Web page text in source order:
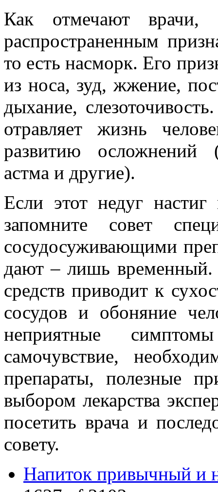
Как отмечают
распространенным
то есть насморк. Его
из носа, зуд, жжение,
дыхание,
отравляет жизнь
развитию осложнений
астма и другие).
Если этот недуг
запомните совет
сосудосуживающими
дают – лишь временный.
средств приводит к
сосудов и обоняние
неприятные
самочувствие,
препараты, полезные
выбором лекарства
посетить врача и
совету.
Напиток привычный и